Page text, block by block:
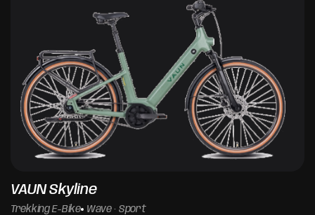
VAUN Skyline
Trekking E-Bike Wave · Sport